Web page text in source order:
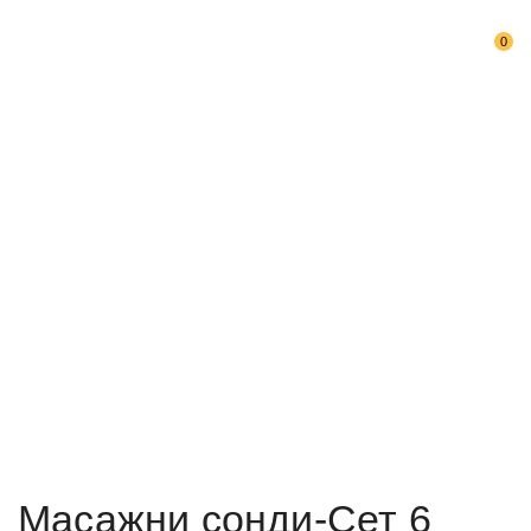
0
Масажни сонди-Сет 6